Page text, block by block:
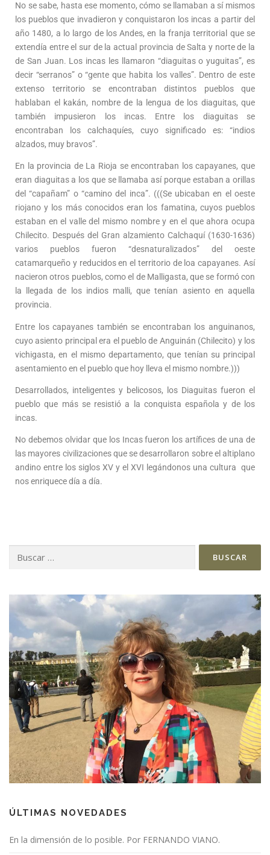
No se sabe, hasta ese momento, cómo se llamaban a sí mismos
los pueblos que invadieron y conquistaron los incas a partir del
año 1480, a lo largo de los Andes, en la franja territorial que se
extendía entre el sur de la actual provincia de Salta y norte de la
de San Juan. Los incas les llamaron “diaguitas o yuguitas”, es
decir “serranos” o “gente que habita los valles”. Dentro de este
extenso territorio se encontraban distintos pueblos que
hablaban el kakán, nombre de la lengua de los diaguitas, que
también impusieron los incas. Entre los diaguitas se
encontraban los calchaquíes, cuyo significado es: “indios
alzados, muy bravos”.
En la provincia de La Rioja se encontraban los capayanes, que
eran diaguitas a los que se llamaba así porque estaban a orillas
del “capañam” o “camino del inca”. (((Se ubicaban en el oeste
riojano y los más conocidos eran los famatina, cuyos pueblos
estaban en el valle del mismo nombre y en el que ahora ocupa
Chilecito. Después del Gran alzamiento Calchaquí (1630-1636)
varios pueblos fueron “desnaturalizados” del oeste
catamarqueño y reducidos en el territorio de loa capayanes. Así
nacieron otros pueblos, como el de Malligasta, que se formó con
la llegada de los indios malli, que tenían asiento en aquella
provincia.
Entre los capayanes también se encontraban los anguinanos,
cuyo asiento principal era el pueblo de Anguinán (Chilecito) y los
vichigasta, en el mismo departamento, que tenían su principal
asentamiento en el pueblo que hoy lleva el mismo nombre.)))
Desarrollados, inteligentes y belicosos, los Diaguitas fueron el
pueblo que más se resistió a la conquista española y de los
incas.
No debemos olvidar que los Incas fueron los artífices de una de
las mayores civilizaciones que se desarrollaron sobre el altiplano
andino entre los siglos XV y el XVI legándonos una cultura que
nos enriquece día a día.
ÚLTIMAS NOVEDADES
En la dimensión de lo posible. Por FERNANDO VIANO.